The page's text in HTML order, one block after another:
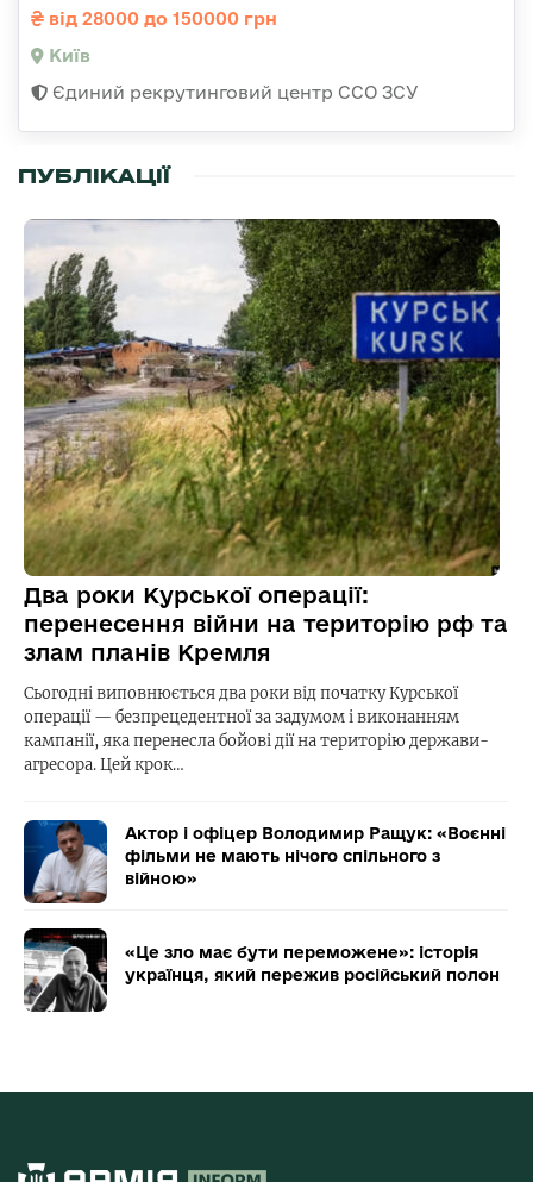
від 28000 до 150000 грн
Київ
Єдиний рекрутинговий центр ССО ЗСУ
ПУБЛІКАЦІЇ
Два роки Курської операції:
перенесення війни на територію рф та
злам планів Кремля
Сьогодні виповнюється два роки від початку Курської
операції — безпрецедентної за задумом і виконанням
кампанії, яка перенесла бойові дії на територію держави-
агресора. Цей крок…
Актор і офіцер Володимир Ращук: «Воєнні
фільми не мають нічого спільного з
війною»
«Це зло має бути переможене»: історія
українця, який пережив російський полон